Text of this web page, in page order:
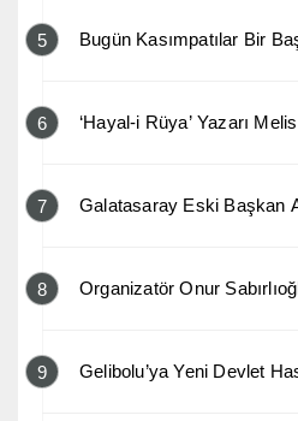
5 Bugün Kasımpatılar Bir
6 ‘Hayal-i Rüya’ Yazarı
7 Galatasaray Eski Başkan
8 Organizatör Onur
9 Gelibolu’ya Yeni Devlet